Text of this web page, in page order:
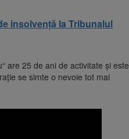
insolvență la Tribunalul
are 25 de ani de activitate și este
se simte o nevoie tot mai